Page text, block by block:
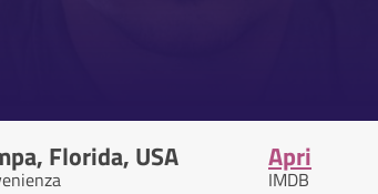
Florida, USA Apri
IMDB